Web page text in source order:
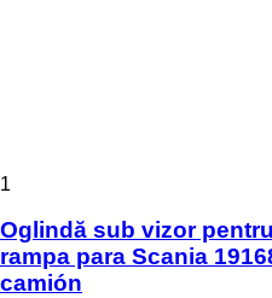
1
Oglindă sub vizor
rampa para Scania
camión